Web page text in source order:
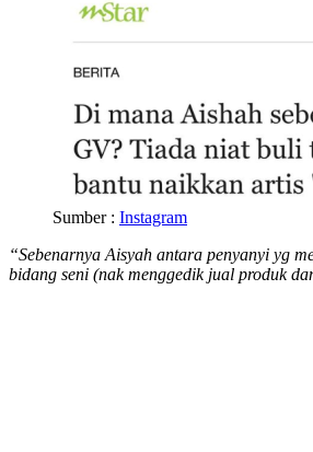
Sumber : Instagram
“Sebenarnya Aisyah antara penyanyi yg
bidang seni (nak menggedik jual produk